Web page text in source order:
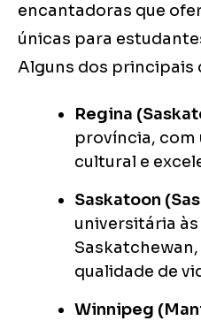
encantadoras que
únicas para
Alguns dos principais
Regina
província, com
cultural e
Saskatoon
universitária
qualidade de
Winnipeg